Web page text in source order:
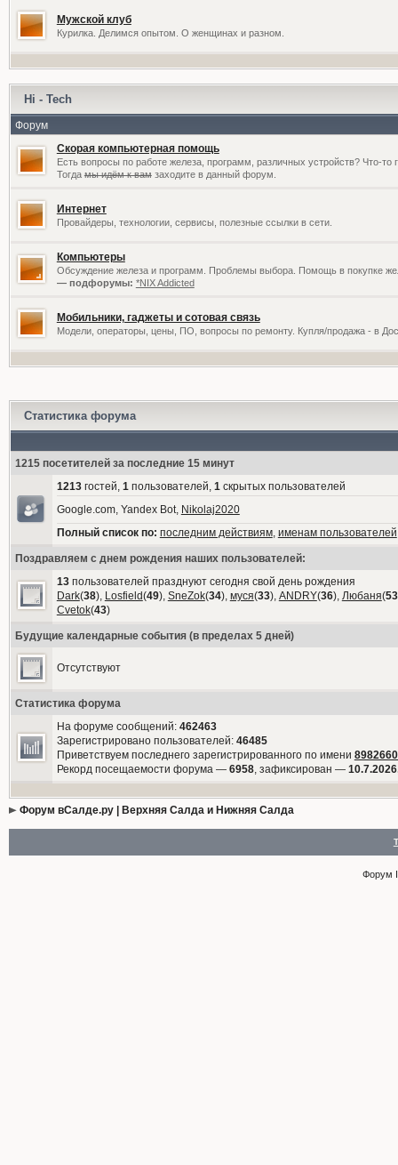
Мужской клуб
Курилка. Делимся опытом. О женщинах и разном.
Hi - Tech
Форум
Скорая компьютерная помощь
Есть вопросы по работе железа, программ, различных устройств? Что-то
Тогдамы идём к вамзаходите в данный форум.
Интернет
Провайдеры, технологии, сервисы, полезные ссылки в сети.
Компьютеры
Обсуждение железа и программ. Проблемы выбора. Помощь в покупке
— подфорумы: *NIX Addicted
Мобильники, гаджеты и сотовая связь
Модели, операторы, цены, ПО, вопросы по ремонту. Купля/продажа - в
Статистика форума
1215 посетителей за последние 15 минут
1213гостей, 1пользователей, 1скрытых пользователей
Google.com, Yandex Bot, Nikolaj2020
Полный список по: последним действиям, именам пользователей
Поздравляем с днем рождения наших пользователей:
13пользователей празднуют сегодня свой день рождения
Dark(38), Losfield(49), SneZok(34), муся(33), ANDRY(36), Любаня(53
Cvetok(43)
Будущие календарные события (в пределах 5 дней)
Отсутствуют
Статистика форума
На форуме сообщений: 462463
Зарегистрировано пользователей: 46485
Приветствуем последнего зарегистрированного по имени
Рекорд посещаемости форума — 6958, зафиксирован —
Форум вСалде.ру | Верхняя Салда и Нижняя Салда
Форум